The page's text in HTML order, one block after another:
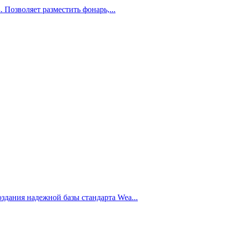
разместить фонарь,...
надежной базы стандарта Wea...